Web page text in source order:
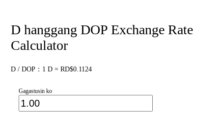
D hanggang DOP Exchange Rate
Calculator
D / DOP：1 D = RD$0.1124
Gagastusin ko